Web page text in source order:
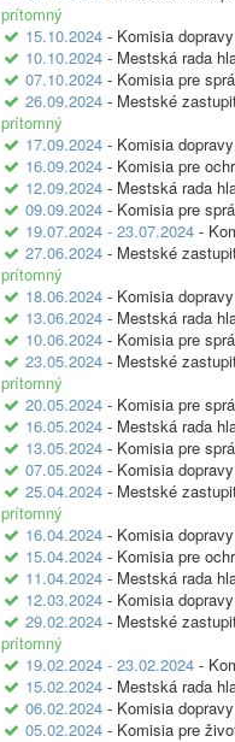
prítomný
15.10.2024 - Komisia
10.10.2024 - Mestská rada
07.10.2024 - Komisia pre
26.09.2024 - Mestské
prítomný
17.09.2024 - Komisia
16.09.2024 - Komisia pre
12.09.2024 - Mestská rada
09.09.2024 - Komisia pre
19.07.2024 - 23.07.2024 -
27.06.2024 - Mestské
prítomný
18.06.2024 - Komisia
13.06.2024 - Mestská rada
10.06.2024 - Komisia pre
23.05.2024 - Mestské
prítomný
20.05.2024 - Komisia pre
16.05.2024 - Mestská rada
13.05.2024 - Komisia pre
07.05.2024 - Komisia
25.04.2024 - Mestské
prítomný
16.04.2024 - Komisia
15.04.2024 - Komisia pre
11.04.2024 - Mestská rada
12.03.2024 - Komisia
29.02.2024 - Mestské
prítomný
19.02.2024 - 23.02.2024 -
15.02.2024 - Mestská rada
06.02.2024 - Komisia
05.02.2024 - Komisia pre